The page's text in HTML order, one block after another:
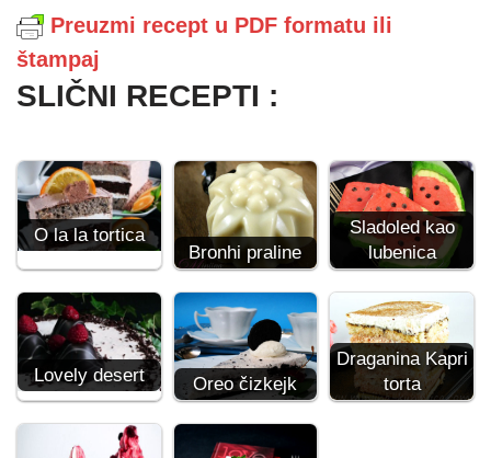
Preuzmi recept u PDF formatu ili
štampaj
SLIČNI RECEPTI :
O la la tortica
Bronhi praline
Sladoled kao
lubenica
Lovely desert Oreo čizkejk
Draganina Kapri
torta